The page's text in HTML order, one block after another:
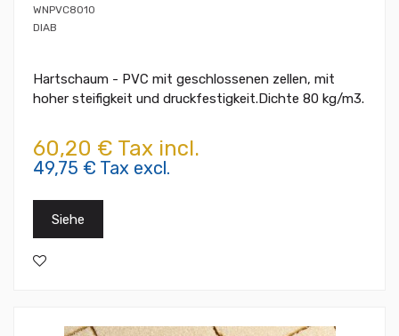
WNPVC8010
DIAB
Hartschaum - PVC mit geschlossenen zellen, mit
hoher steifigkeit und druckfestigkeit.Dichte 80 kg/m3.
60,20 € Tax incl.
49,75 € Tax excl.
Siehe